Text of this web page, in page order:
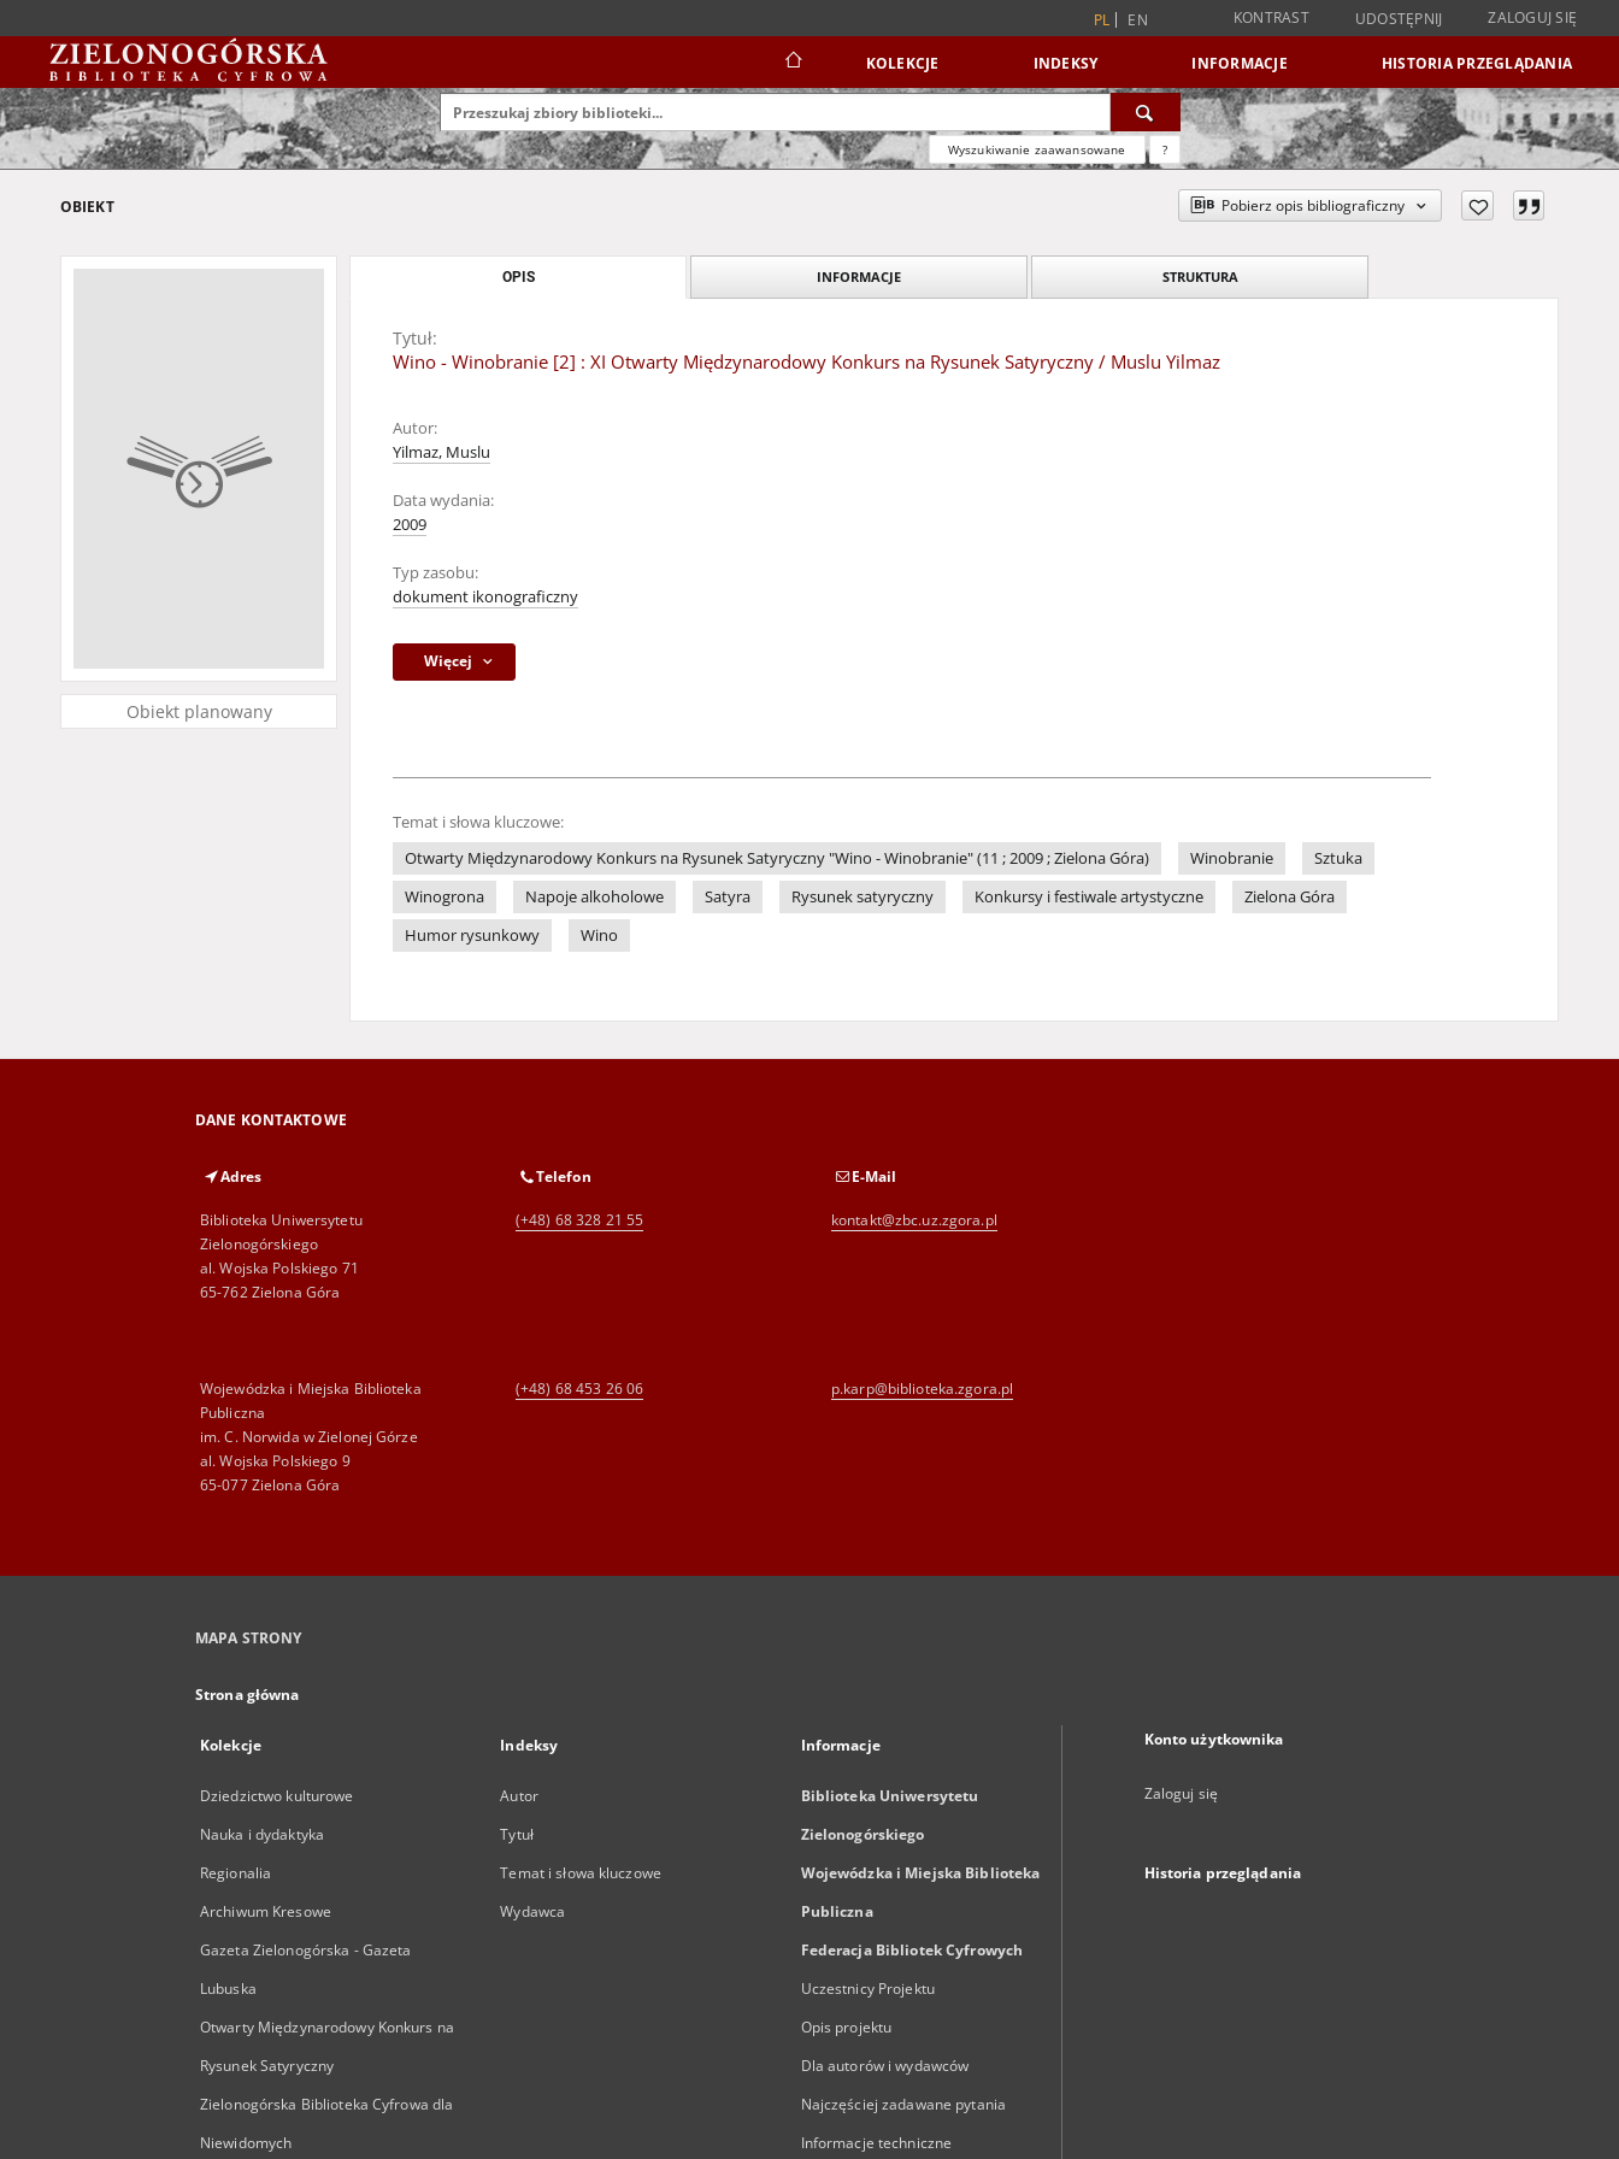
PL EN KONTRAST UDOSTĘPNIJ ZALOGUJ SIĘ
KOLEKCJE INDEKSY INFORMACJE HISTORIA PRZEGLĄDANIA
Wyszukiwanie zaawansowane ?
OBIEKT Pobierz opis bibliograficzny
Obiekt planowany
OPIS INFORMACJE STRUKTURA
Tytuł:
Wino - Winobranie [2] : XI Otwarty Międzynarodowy Konkurs na Rysunek Satyryczny / Muslu Yilmaz
Autor:
Yilmaz, Muslu
Data wydania:
2009
Typ zasobu:
dokument ikonograficzny
Więcej
Temat i słowa kluczowe:
Otwarty Międzynarodowy Konkurs na Rysunek Satyryczny "Wino - Winobranie" (11 ; 2009 ; Zielona Góra)
Winobranie
Sztuka
Winogrona
Napoje alkoholowe Satyra Rysunek satyryczny Konkursy i festiwale artystyczne
Zielona Góra
Humor rysunkowy
Wino
DANE KONTAKTOWE
Adres
Biblioteka Uniwersytetu
Zielonogórskiego
al. Wojska Polskiego 71
65-762 Zielona Góra
Telefon
(+48) 68 328 21 55
E-Mail
kontakt@zbc.uz.zgora.pl
Wojewódzka i Miejska Biblioteka
Publiczna
im. C. Norwida w Zielonej Górze
al. Wojska Polskiego 9
65-077 Zielona Góra
(+48) 68 453 26 06 p.karp@biblioteka.zgora.pl
MAPA STRONY
Strona główna
Kolekcje
Dziedzictwo kulturowe
Nauka i dydaktyka
Regionalia
Archiwum Kresowe
Gazeta Zielonogórska - Gazeta
Lubuska
Otwarty Międzynarodowy Konkurs na
Rysunek Satyryczny
Zielonogórska Biblioteka Cyfrowa dla
Niewidomych
Indeksy
Autor
Tytuł
Temat i słowa kluczowe
Wydawca
Informacje
Biblioteka Uniwersytetu
Zielonogórskiego
Wojewódzka i Miejska Biblioteka
Publiczna
Federacja Bibliotek Cyfrowych
Uczestnicy Projektu
Opis projektu
Dla autorów i wydawców
Najczęściej zadawane pytania
Informacje techniczne
Konto użytkownika
Zaloguj się
Historia przeglądania